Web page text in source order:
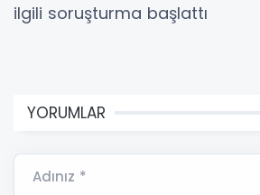
ilgili soruşturma başlattı
YORUMLAR
Adınız *